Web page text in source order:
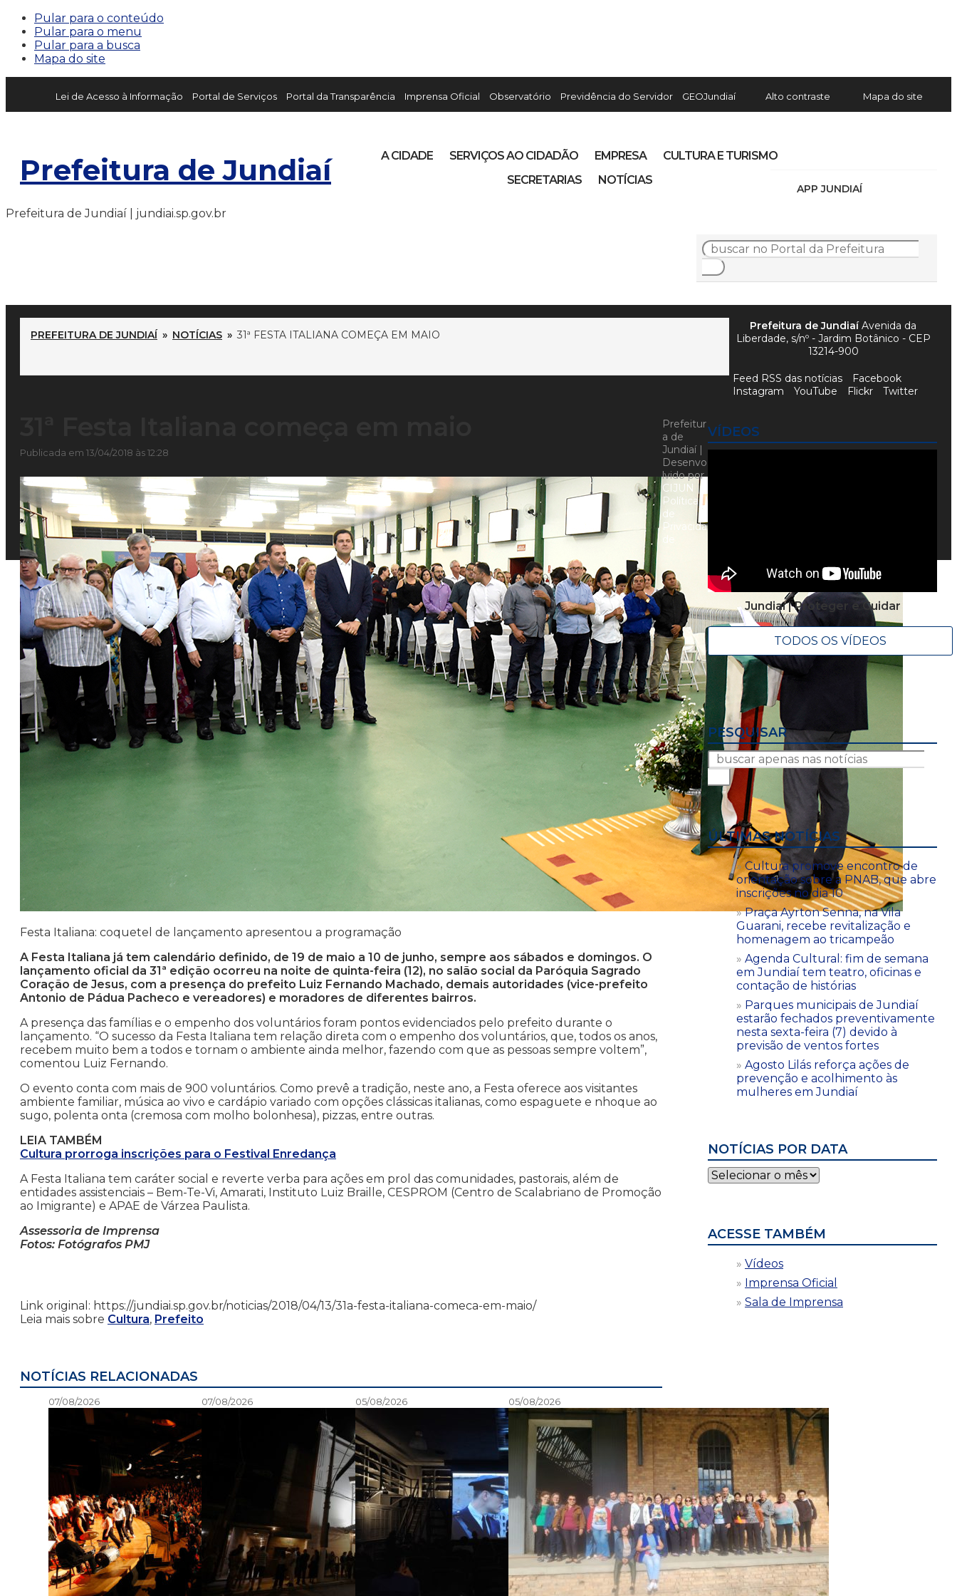
Pular para o conteúdo
Pular para o menu
Pular para a busca
Mapa do site
Lei de Acesso à Informação Portal de Serviços Portal da Transparência Imprensa Oficial Observatório Previdência do Servidor GEOJundiaí Alto contraste Mapa do site
Prefeitura de Jundiaí
APP JUNDIAÍ
A CIDADE SERVIÇOS AO CIDADÃO EMPRESA
CULTURA E TURISMO
SECRETARIAS
NOTÍCIAS
Prefeitura de Jundiaí | jundiai.sp.gov.br
PREFEITURA DE JUNDIAÍ » NOTÍCIAS » 31ª FESTA ITALIANA COMEÇA EM MAIO
Publicada em 13/04/2018 às 12:28
Festa Italiana: coquetel de lançamento apresentou a programação
A Festa Italiana já tem calendário definido, de 19 de maio a 10 de junho, sempre aos sábados e domingos. O
lançamento oficial da 31ª edição ocorreu na noite de quinta-feira (12), no salão social da Paróquia Sagrado
Coração de Jesus, com a presença do prefeito Luiz Fernando Machado, demais autoridades (vice-prefeito
Antonio de Pádua Pacheco e vereadores) e moradores de diferentes bairros.
A presença das famílias e o empenho dos voluntários foram pontos evidenciados pelo prefeito durante o
lançamento. “O sucesso da Festa Italiana tem relação direta com o empenho dos voluntários, que, todos os anos,
recebem muito bem a todos e tornam o ambiente ainda melhor, fazendo com que as pessoas sempre voltem”,
comentou Luiz Fernando.
O evento conta com mais de 900 voluntários. Como prevê a tradição, neste ano, a Festa oferece aos visitantes
ambiente familiar, música ao vivo e cardápio variado com opções clássicas italianas, como espaguete e nhoque ao
sugo, polenta onta (cremosa com molho bolonhesa), pizzas, entre outras.
LEIA TAMBÉM
Cultura prorroga inscrições para o Festival Enredança
A Festa Italiana tem caráter social e reverte verba para ações em prol das comunidades, pastorais, além de
entidades assistenciais – Bem-Te-Vi, Amarati, Instituto Luiz Braille, CESPROM (Centro de Scalabriano de Promoção
ao Imigrante) e APAE de Várzea Paulista.
Assessoria de Imprensa
Fotos: Fotógrafos PMJ
Link original: https://jundiai.sp.gov.br/noticias/2018/04/13/31a-festa-italiana-comeca-em-maio/
Leia mais sobre Cultura, Prefeito
NOTÍCIAS RELACIONADAS
07/08/2026 07/08/2026 05/08/2026 05/08/2026
VÍDEOS
Jundiaí | Proteger e Cuidar
TODOS OS VÍDEOS
PESQUISAR
ÚLTIMAS NOTÍCIAS
Cultura promove encontro de
orientação sobre a PNAB, que abre
inscrições no dia 10
Praça Ayrton Senna, na Vila
Guarani, recebe revitalização e
homenagem ao tricampeão
Agenda Cultural: fim de semana
em Jundiaí tem teatro, oficinas e
contação de histórias
Parques municipais de Jundiaí
estarão fechados preventivamente
nesta sexta-feira (7) devido à
previsão de ventos fortes
Agosto Lilás reforça ações de
prevenção e acolhimento às
mulheres em Jundiaí
NOTÍCIAS POR DATA
Notícias
por
ACESSE TAMBÉM
Vídeos
Imprensa Oficial
Sala de Imprensa
Prefeitura de JundiaíAvenida da
Liberdade, s/nº - Jardim Botânico - CEP
13214-900
Feed RSS das notícias
Facebook
Instagram
YouTube Flickr Twitter
Prefeitur
a de
Jundiaí |
Desenvo
lvido por
CIJUN |
Política
de
Privacida
de